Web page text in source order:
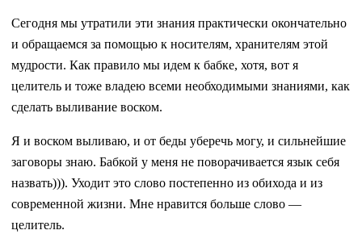
Сегодня мы утратили эти знания практически окончательно
и обращаемся за помощью к носителям, хранителям этой
мудрости. Как правило мы идем к бабке, хотя, вот я
целитель и тоже владею всеми необходимыми знаниями, как
сделать выливание воском.
Я и воском выливаю, и от беды уберечь могу, и сильнейшие
заговоры знаю. Бабкой у меня не поворачивается язык себя
назвать))). Уходит это слово постепенно из обихода и из
современной жизни. Мне нравится больше слово —
целитель.